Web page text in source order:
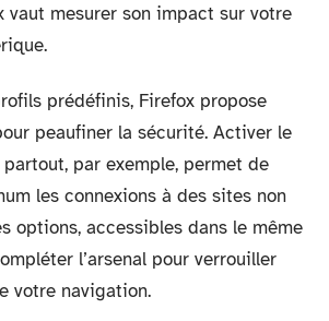
vaut mesurer son impact sur votre
prédéfinis, Firefox propose
peaufiner la sécurité. Activer le
partout, par exemple, permet de
les connexions à des sites non
options, accessibles dans le même
l’arsenal pour verrouiller
votre navigation.